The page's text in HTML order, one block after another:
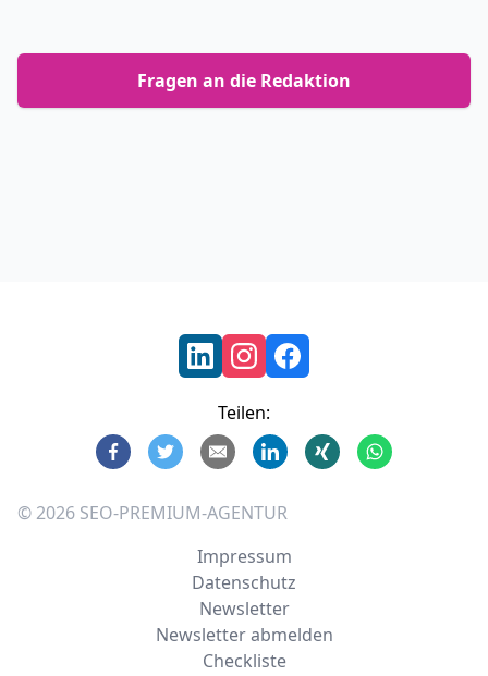
Fragen an die Redaktion
Teilen:
© 2026 SEO-PREMIUM-AGENTUR
Impressum
Datenschutz
Newsletter
Newsletter abmelden
Checkliste